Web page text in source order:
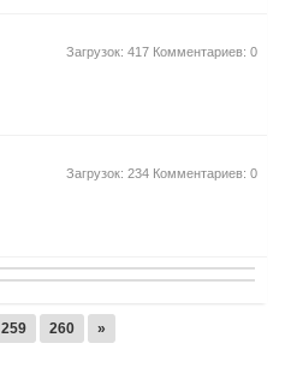
Загрузок: 417 Комментариев: 0
Загрузок: 234 Комментариев: 0
259 260
»